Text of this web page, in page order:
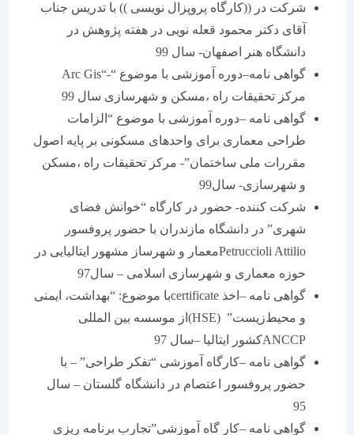
شرکت در ((کارگاه پروپزال نویسی )) با تدریس جناب
آقای دکتر محمود قعله نویی در هفته پژوهش در
دانشگاه هنر اصفهان- سال 99
گواهی نامه–دوره آموزشی با موضوع “-“Arc Gis
مرکز تحقیقات راه ،مسکن و شهرسازی سال 99
گواهی نامه –دوره آموزشی با موضوع “الزامات
طراحی معماری برای واحدهای مسکونی بر پایه اصول
مقررات ملی ساختمان”- مرکز تحقیقات راه ،مسکن
و شهرسازی- سال99
شرکت کننده- حضور در کارگاه “خوانش فضای
شهری” در دانشگاه مازندران با حضور پروفسور
Petruccioli Attilioمعمار و شهرساز مشهور ایتالیایی در
حوزه معماری و شهرسازی اسلامی – سال97
گواهی نامه –اخذ certificateبا موضوع: “بهداشت، ایمنی
و محیط‌زیست” (HSE)از موسسه بین المللی
ANCCPکشور ایتالیا –سال 97
گواهی نامه –کارگاه آموزشی “تفکر طراحی” – با
حضور پروفسور اعتصام در دانشگاه گلستان – سال
گواهی نامه –کار گاه آموزشی”تجارب برنامه ریزی